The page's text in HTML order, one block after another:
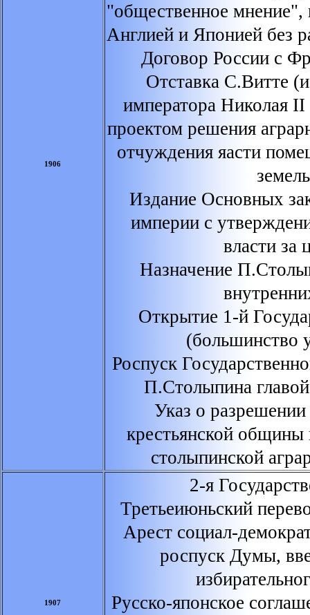
1906
"общественное мнение",
Англией и Японией без
Договор России с
Отставка С.Витте
императора Николая
проектом решения
отчуждения яасти
Издание Основных
империи с
власти за
Назначение
Открытие 1-й
(большинство
Роспуск
П.Столыпина главой
Указ о разрешении
крестьянской общины
столыпинской
1907
2-я
Третьеиюньский
Арест социал-
роспуск Думы,
Русско-японское